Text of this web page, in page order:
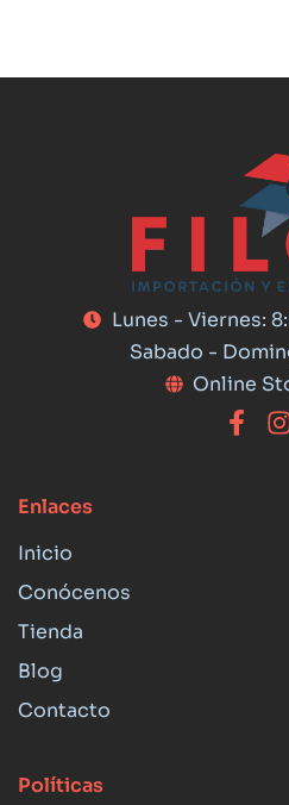
Lunes - Viernes:
Sabado -
Online
Enlaces
Inicio
Conócenos
Tienda
Blog
Contacto
Políticas